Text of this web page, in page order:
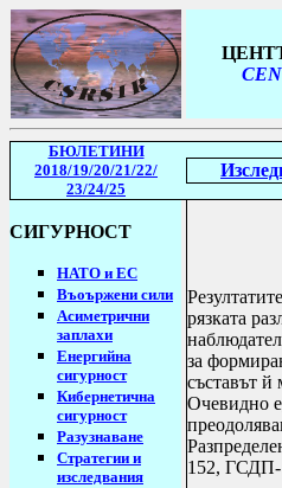
БЮЛЕТИНИ
2018/19/20/21/22/
23/24/25
СИГУРНОСТ
НАТО и ЕС
Въоържени сили
Асиметрични
заплахи
Енергийна
сигурност
Кибернетична
сигурност
Разузнаване
Стратегии и
изследвания
рязката
за
съставът
Очевидно
152, ГСДП-